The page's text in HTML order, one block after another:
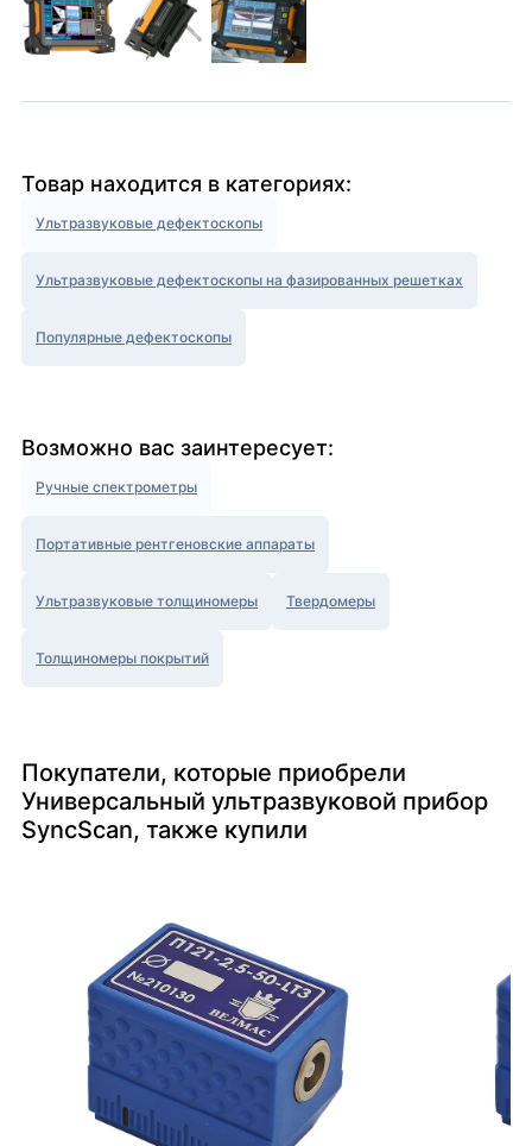
Товар находится в категориях:
Ультразвуковые дефектоскопы
Ультразвуковые дефектоскопы на фазированных решетках
Популярные дефектоскопы
Возможно вас заинтересует:
Ручные спектрометры
Портативные рентгеновские аппараты
Ультразвуковые толщиномеры Твердомеры
Толщиномеры покрытий
Покупатели, которые приобрели
Универсальный ультразвуковой прибор
SyncScan, также купили